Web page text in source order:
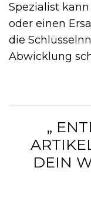
Spezialist
oder einen
die
Abwicklung
„
DEIN